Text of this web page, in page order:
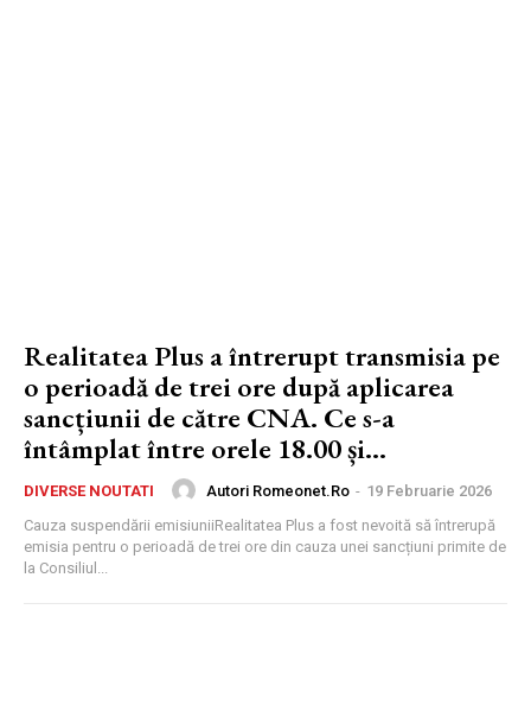
Realitatea Plus a întrerupt transmisia pe
o perioadă de trei ore după aplicarea
sancțiunii de către CNA. Ce s-a
întâmplat între orele 18.00 și...
DIVERSE NOUTATI Autori Romeonet.ro - 19 Februarie 2026
Cauza suspendării emisiuniiRealitatea Plus a fost nevoită să întrerupă
emisia pentru o perioadă de trei ore din cauza unei sancțiuni primite de
la Consiliul...